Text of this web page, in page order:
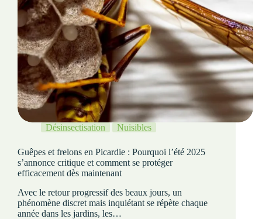
Désinsectisation Nuisibles
Guêpes et frelons en Picardie : Pourquoi l’été 2025
s’annonce critique et comment se protéger
efficacement dès maintenant
Avec le retour progressif des beaux jours, un
phénomène discret mais inquiétant se répète chaque
année dans les jardins, les…